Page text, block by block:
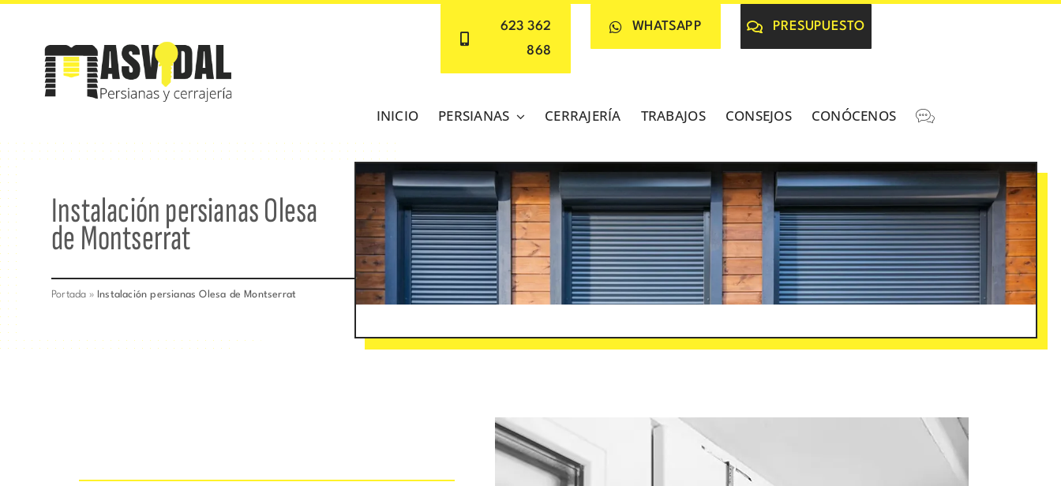
contenido
623 362
868
WHATSAPP PRESUPUESTO
INICIO PERSIANAS CERRAJERÍA TRABAJOS CONSEJOS CONÓCENOS
Instalación persianas Olesa
de Montserrat
Portada » Instalación persianas Olesa de Montserrat